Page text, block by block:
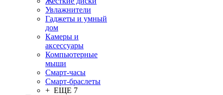
Увлажнители
Гаджеты и умный
дом
Камеры и
аксессуары
Компьютерные
мыши
Смарт-часы
Смарт-браслеты
+ ЕЩЕ 7